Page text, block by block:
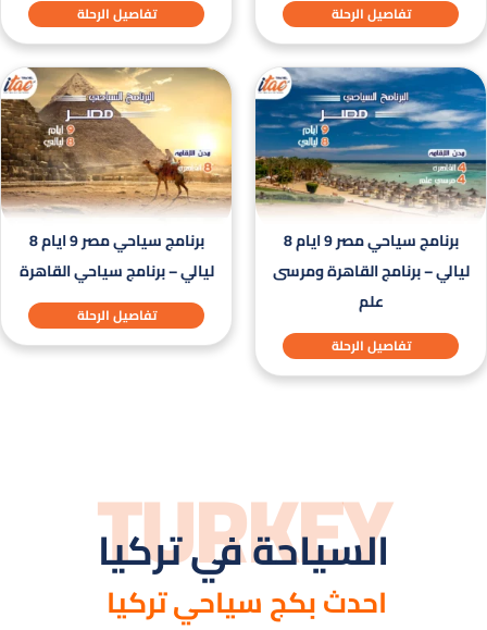
تفاصيل الرحلة تفاصيل الرحلة
برنامج سياحي مصر 9 ايام 8
ليالي – برنامج القاهرة ومرسى
علم
تفاصيل الرحلة
برنامج سياحي مصر 9 ايام 8
ليالي – برنامج سياحي القاهرة
تفاصيل الرحلة
TURKEY
السياحة في تركيا
احدث بكج سياحي تركيا